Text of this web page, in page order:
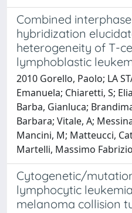
Combined
hybridization
heterogeneity of T-
lymphoblastic
2010 Gorello, Paolo; LA
Emanuela; Chiaretti, S;
Barba, Gianluca;
Barbara; Vitale, A;
Mancini, M; Matteucci,
Martelli, Massimo
Cytogenetic/
lymphocytic
melanoma collision